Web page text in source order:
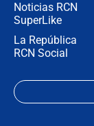
Noticias RCN
SuperLike
La República
RCN Social